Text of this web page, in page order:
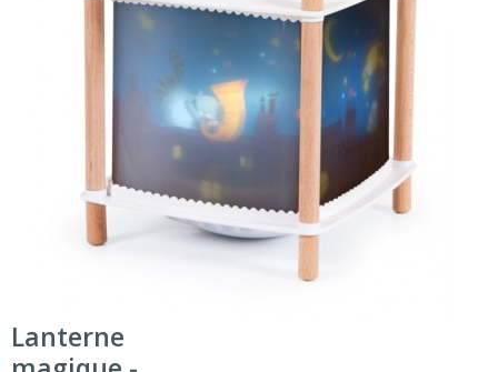
Lanterne